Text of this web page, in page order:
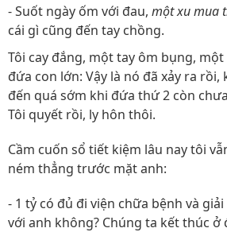
- Suốt ngày ốm với đau, một xu mua
cái gì cũng đến tay chồng.
Tôi cay đắng, một tay ôm bụng,
đứa con lớn: Vậy là nó đã xảy ra
đến quá sớm khi đứa thứ 2 còn
Tôi quyết rồi, ly hôn thôi.
Cầm cuốn sổ tiết kiệm lâu nay tôi
ném thẳng trước mặt anh:
- 1 tỷ có đủ đi viện chữa bệnh và
với anh không? Chúng ta kết thúc ở